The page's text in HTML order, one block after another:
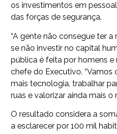
os investimentos em
das forças de segurança.
“A gente não consegue ter
se não investir no capital
pública é feita por homens e
chefe do Executivo.
mais tecnologia, trabalhar
ruas e valorizar ainda mais o
O resultado considera a
a esclarecer por 100 mil